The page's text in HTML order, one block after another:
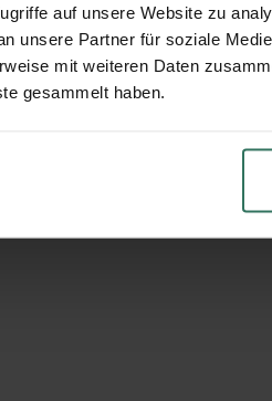
auf unsere Website zu
unsere Partner für soziale
mit weiteren Daten
gesammelt haben.